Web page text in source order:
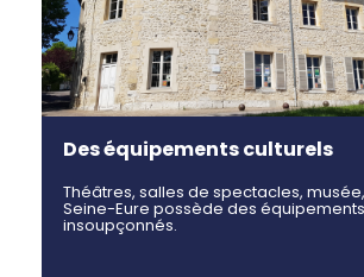
Des équipements culturels
Théâtres, salles de spectacles,
Seine-Eure possède des
insoupçonnés.